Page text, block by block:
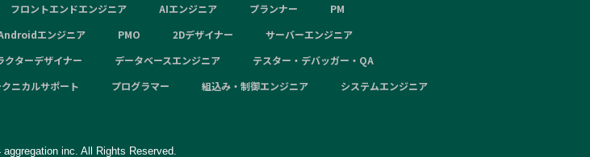
フロントエンドエンジニア AIエンジニア プランナー
PM
エンジニア PMO 2Dデザイナー
サーバーエンジニア
クターデザイナー データベースエンジニア
テスター・デバッガー・QA
クニカルサポート プログラマー 組込み・制御エンジニア
システムエンジニア
inc. All Rights Reserved.